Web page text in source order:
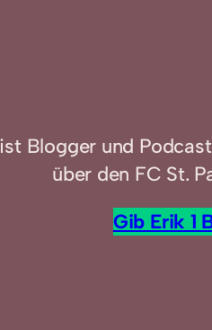
Blogger und
über den FC St.
Gib Erik 1